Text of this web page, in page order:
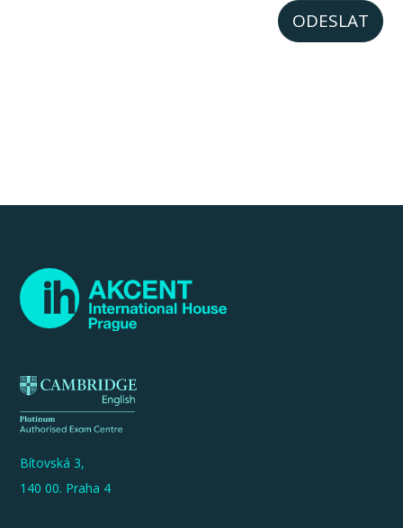
Bítovská 3,
140 00. Praha 4